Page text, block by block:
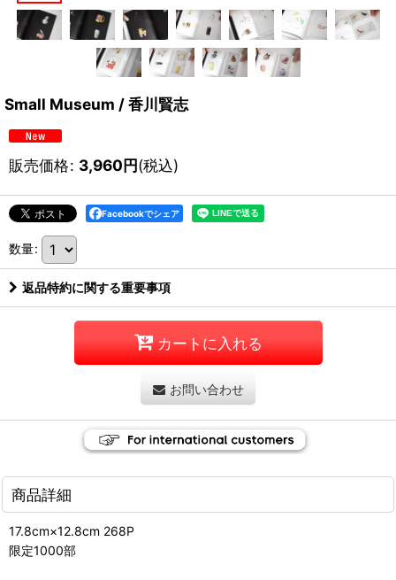
Small Museum / 香川賢志
販売価格: 3,960円(税込)
Facebookでシェア
数量:
返品特約に関する重要事項
カートに入れる
お問い合わせ
商品詳細
17.8cm×12.8cm 268P
限定1000部